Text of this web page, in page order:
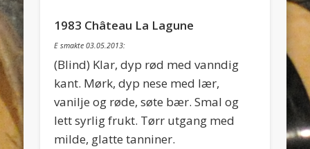
1983 Château La Lagune
E smakte 03.05.2013:
(Blind) Klar, dyp rød med vanndig
kant. Mørk, dyp nese med lær,
vanilje og røde, søte bær. Smal og
lett syrlig frukt. Tørr utgang med
milde, glatte tanniner.